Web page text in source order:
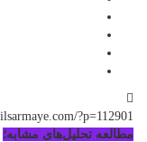
?p=112901
مطالعه تحلیل‌های مشابه؛